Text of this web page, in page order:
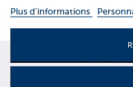
MENTIONS LEGALES|
Plus d'informations